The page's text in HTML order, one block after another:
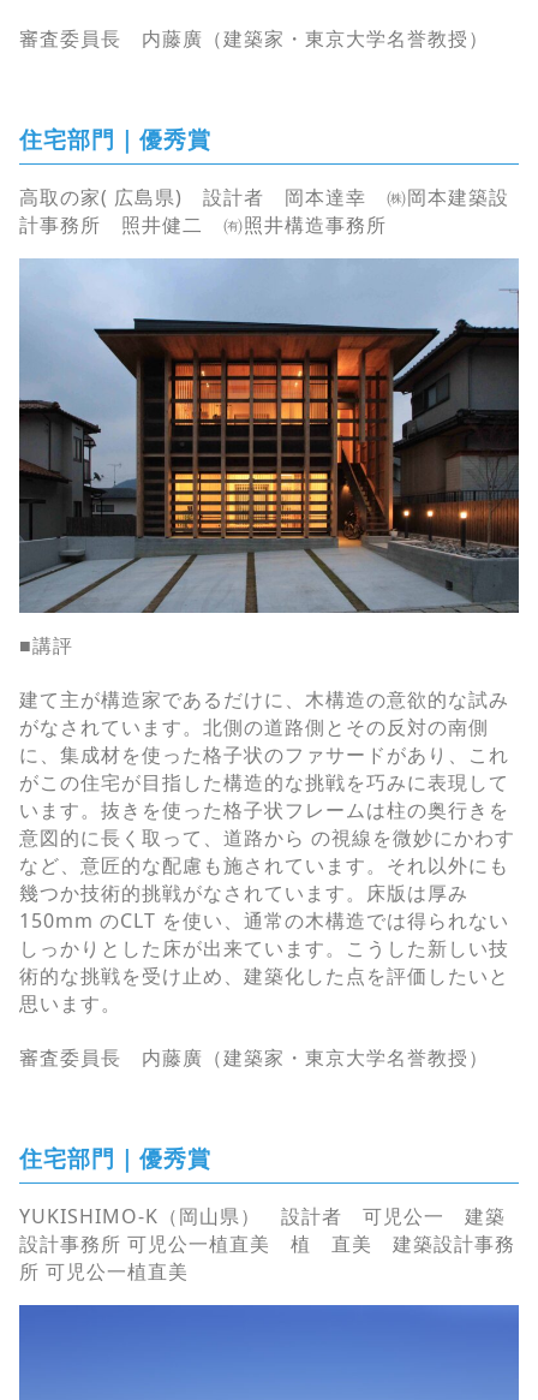
審査委員長 内藤廣（建築家・東京大学名誉教授）
住宅部門｜優秀賞
高取の家( 広島県) 設計者 岡本達幸 ㈱岡本建築設
計事務所 照井健二 ㈲照井構造事務所
■講評
建て主が構造家であるだけに、木構造の意欲的な試み
がなされています。北側の道路側とその反対の南側
に、集成材を使った格子状のファサードがあり、これ
がこの住宅が目指した構造的な挑戦を巧みに表現して
います。抜きを使った格子状フレームは柱の奥行きを
意図的に長く取って、道路から の視線を微妙にかわす
など、意匠的な配慮も施されています。それ以外にも
幾つか技術的挑戦がなされています。床版は厚み
150mm のCLT を使い、通常の木構造では得られない
しっかりとした床が出来ています。こうした新しい技
術的な挑戦を受け止め、建築化した点を評価したいと
思います。
審査委員長 内藤廣（建築家・東京大学名誉教授）
住宅部門｜優秀賞
YUKISHIMO-K（岡山県） 設計者 可児公一 建築
設計事務所 可児公一植直美 植 直美 建築設計事務
所 可児公一植直美